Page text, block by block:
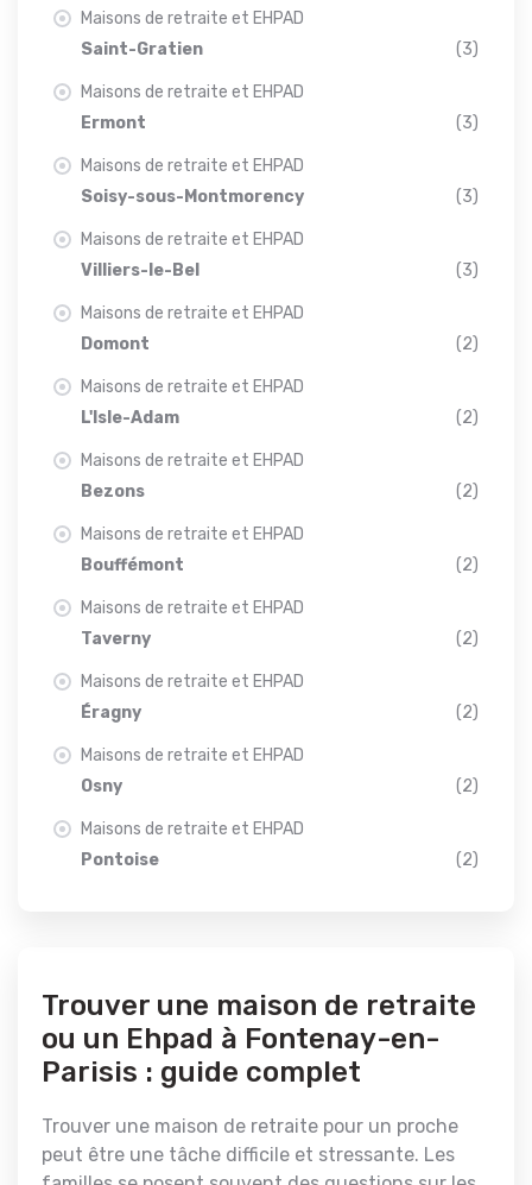
Maisons de retraite et EHPAD
Saint-Gratien
(3)
Maisons de retraite et EHPAD
Ermont
(3)
Maisons de retraite et EHPAD
Soisy-sous-Montmorency
(3)
Maisons de retraite et EHPAD
Villiers-le-Bel
(3)
Maisons de retraite et EHPAD
Domont
(2)
Maisons de retraite et EHPAD
L'Isle-Adam
(2)
Maisons de retraite et EHPAD
Bezons
(2)
Maisons de retraite et EHPAD
Bouffémont
(2)
Maisons de retraite et EHPAD
Taverny
(2)
Maisons de retraite et EHPAD
Éragny
(2)
Maisons de retraite et EHPAD
Osny
(2)
Maisons de retraite et EHPAD
Pontoise
(2)
Trouver une maison de retraite
ou un Ehpad à Fontenay-en-
Parisis : guide complet
Trouver une maison de retraite pour un proche
peut être une tâche difficile et stressante. Les